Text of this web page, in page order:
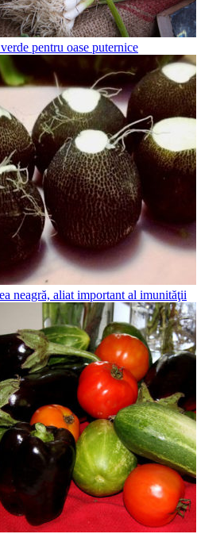
pentru oase puternice
neagră, aliat important al imunităţii